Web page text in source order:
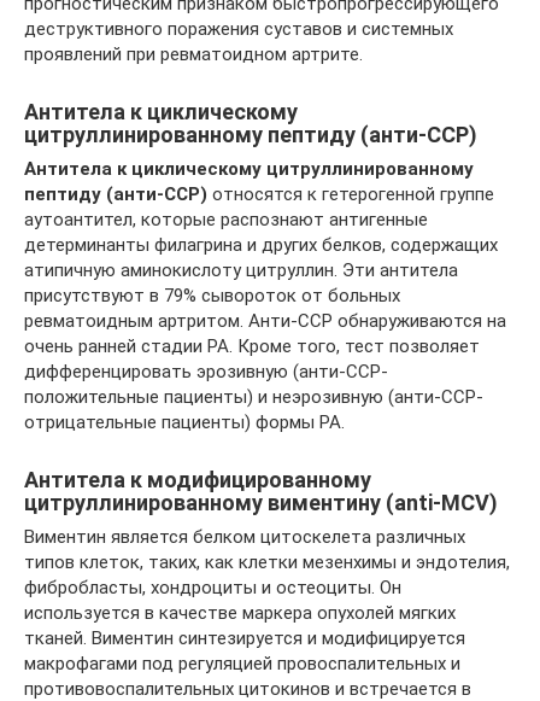
деструктивного поражения суставов и системных
проявлений при ревматоидном артрите.
Антитела к циклическому
цитруллинированному пептиду (анти-ССР)
Антитела к циклическому цитруллинированному
пептиду (анти-ССР) относятся к гетерогенной группе
аутоантител, которые распознают антигенные
детерминанты филагрина и других белков, содержащих
атипичную аминокислоту цитруллин. Эти антитела
присутствуют в 79% сывороток от больных
ревматоидным артритом. Анти-ССР обнаруживаются на
очень ранней стадии РА. Кроме того, тест позволяет
дифференцировать эрозивную (анти-ССР-
положительные пациенты) и неэрозивную (анти-ССР-
отрицательные пациенты) формы РА.
Антитела к модифицированному
цитруллинированному виментину (anti-MCV)
Виментин является белком цитоскелета различных
типов клеток, таких, как клетки мезенхимы и эндотелия,
фибробласты, хондроциты и остеоциты. Он
используется в качестве маркера опухолей мягких
тканей. Виментин синтезируется и модифицируется
макрофагами под регуляцией провоспалительных и
противовоспалительных цитокинов и встречается в